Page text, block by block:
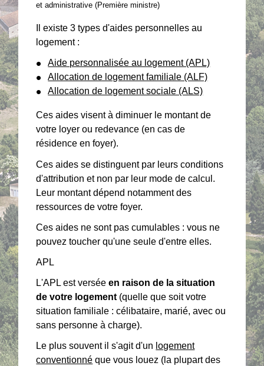
et administrative (Première ministre)
Il existe 3 types d'aides personnelles au
logement :
Aide personnalisée au logement (APL)
Allocation de logement familiale (ALF)
Allocation de logement sociale (ALS)
Ces aides visent à diminuer le montant de
votre loyer ou redevance (en cas de
résidence en foyer).
Ces aides se distinguent par leurs conditions
d'attribution et non par leur mode de calcul.
Leur montant dépend notamment des
ressources de votre foyer.
Ces aides ne sont pas cumulables : vous ne
pouvez toucher qu'une seule d'entre elles.
APL
L'APL est verséeen raison de la situation
de votre logement (quelle que soit votre
situation familiale : célibataire, marié, avec ou
sans personne à charge).
Le plus souvent il s'agit d'un logement
conventionné que vous louez (la plupart des